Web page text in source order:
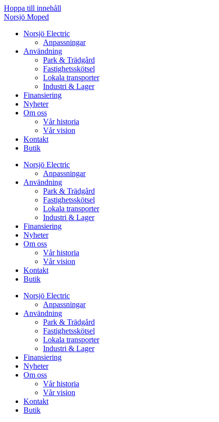
Hoppa till innehåll
Norsjö Moped
Norsjö Electric
Anpassningar
Användning
Park & Trädgård
Fastighetsskötsel
Lokala transporter
Industri & Lager
Finansiering
Nyheter
Om oss
Vår historia
Vår vision
Kontakt
Butik
Norsjö Electric
Anpassningar
Användning
Park & Trädgård
Fastighetsskötsel
Lokala transporter
Industri & Lager
Finansiering
Nyheter
Om oss
Vår historia
Vår vision
Kontakt
Butik
Norsjö Electric
Anpassningar
Användning
Park & Trädgård
Fastighetsskötsel
Lokala transporter
Industri & Lager
Finansiering
Nyheter
Om oss
Vår historia
Vår vision
Kontakt
Butik